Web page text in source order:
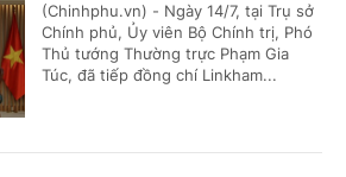
(Chinhphu.vn) - Ngày 14/7, tại Trụ sở
Chính phủ, Ủy viên Bộ Chính trị, Phó
Thủ tướng Thường trực Phạm Gia
Túc, đã tiếp đồng chí Linkham...